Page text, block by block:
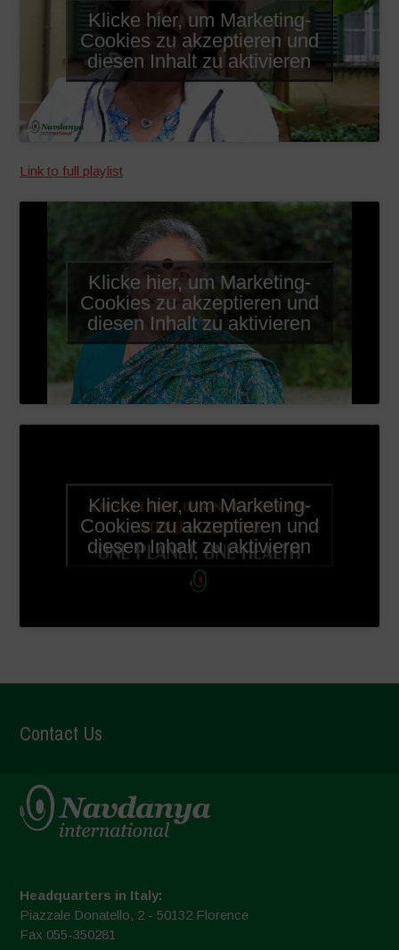
Klicke hier, um Marketing-
Cookies zu akzeptieren und
diesen Inhalt zu aktivieren
Link to full playlist
Klicke hier, um Marketing-
Cookies zu akzeptieren und
diesen Inhalt zu aktivieren
Klicke hier, um Marketing-
Cookies zu akzeptieren und
diesen Inhalt zu aktivieren
Contact Us
Headquarters in Italy:
Piazzale Donatello, 2 - 50132 Florence
Fax 055-350281